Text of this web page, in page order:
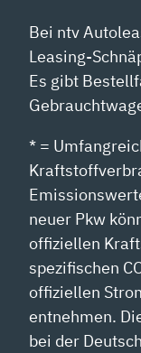
Bei ntv
Leasing-
Es gibt
* =
neuer Pkw
offiziellen
spezifischen
offiziellen
entnehmen.
bei der